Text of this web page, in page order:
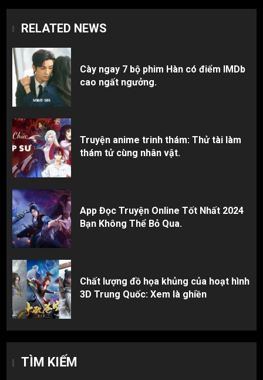
RELATED NEWS
Cày ngay 7 bộ phim Hàn có điểm IMDb
cao ngất ngưởng.
Truyện anime trinh thám: Thử tài làm
thám tử cùng nhân vật.
App Đọc Truyện Online Tốt Nhất 2024
Bạn Không Thể Bỏ Qua.
Chất lượng đồ họa khủng của hoạt hình
3D Trung Quốc: Xem là ghiền
TÌM KIẾM